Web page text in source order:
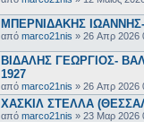
ΜΠΕΡΝΙΔΑΚΗΣ ΙΩΑΝΝΗΣ-
από marco21nis » 26 Απρ 2026
ΒΙΔΑΛΗΣ ΓΕΩΡΓΙΟΣ-
1927
από marco21nis » 26 Απρ 2026
ΧΑΣΚΙΛ ΣΤΕΛΛΑ
από marco21nis » 23 Μαρ 2026